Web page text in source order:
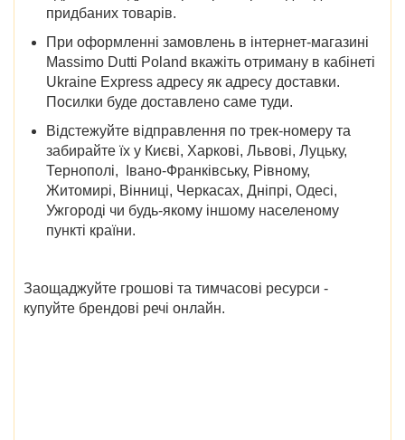
придбаних товарів.
При оформленні замовлень в інтернет-магазині
Massimo Dutti Poland вкажіть отриману в кабінеті
Ukraine Express адресу як адресу доставки.
Посилки буде доставлено саме туди.
Відстежуйте відправлення по трек-номеру та
забирайте їх у Києві, Харкові, Львові, Луцьку,
Тернополі, Івано-Франківську, Рівному,
Житомирі, Вінниці, Черкасах, Дніпрі, Одесі,
Ужгороді чи будь-якому іншому населеному
пункті країни.
Заощаджуйте грошові та тимчасові ресурси -
купуйте брендові речі онлайн.